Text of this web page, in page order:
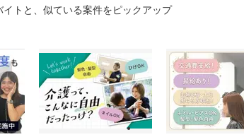
トと、似ている案件をピックアップ